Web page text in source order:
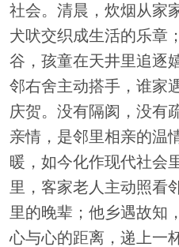
社会。清晨，炊烟从家
犬吠交织成生活的乐章
谷，孩童在天井里追逐
邻右舍主动搭手，谁家
庆贺。没有隔阂，没有
亲情，是邻里相亲的温
暖，如今化作现代社会
里，客家老人主动照看
里的晚辈；他乡遇故知
心与心的距离，递上一